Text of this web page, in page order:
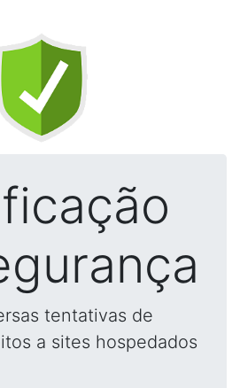
tentativas de
a sites hospedados